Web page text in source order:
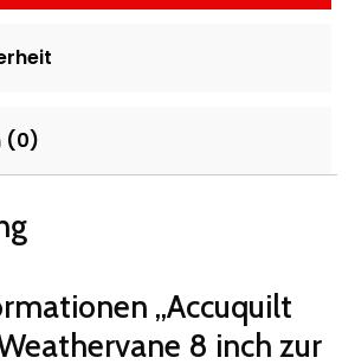
(0)
„Accuquilt
8 inch zur